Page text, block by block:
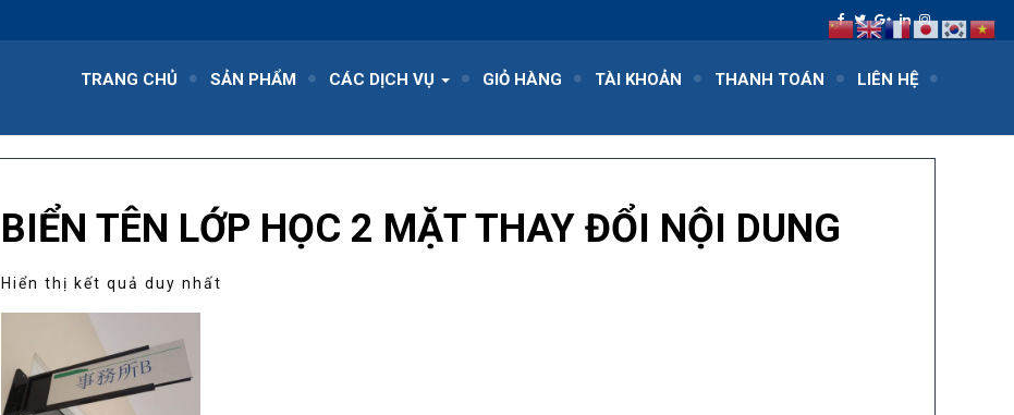
TRANG CHỦ SẢN PHẨM CÁC DỊCH VỤ GIỎ HÀNG TÀI KHOẢN THANH TOÁN LIÊN HỆ
BIỂN TÊN LỚP HỌC 2 MẶT THAY ĐỔI NỘI DUNG
Hiển thị kết quả duy nhất